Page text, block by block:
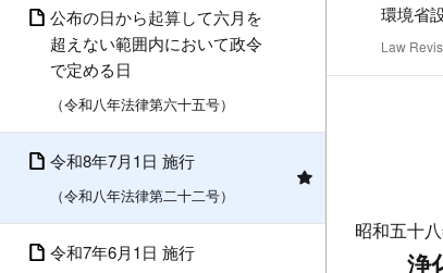
公布の日から起算して六月を
超えない範囲内において政令
で定める日
（令和八年法律第六十五号）
令和8年7月1日 施行
（令和八年法律第二十二号）
令和7年6月1日 施行
環境省
Law
昭和五十
浄